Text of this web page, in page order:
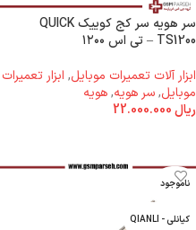
سر هویه سر کج کوییک QUICK
TS1200 – تی اس ۱۲۰۰
ابزار آلات تعمیرات موبایل, ابزار تعمیرات
موبایل,سر هویه,هویه
ریال
ناموجود
کیانلی - QIANLI